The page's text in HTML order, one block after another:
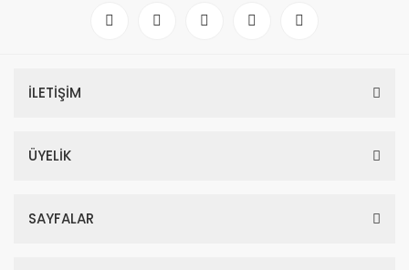
İLETİŞİM
ÜYELİK
SAYFALAR